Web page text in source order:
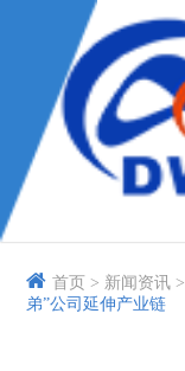
首页 > 新闻资讯 >
弟”公司延伸产业链